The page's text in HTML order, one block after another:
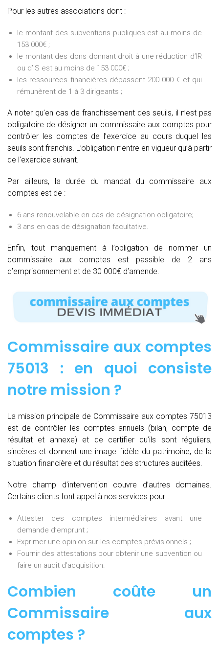
Pour les autres associations dont :
le montant des subventions publiques est au moins de
153 000€ ;
le montant des dons donnant droit à une réduction d’IR
ou d’IS est au moins de 153 000€ ;
les ressources financières dépassent 200 000 € et qui
rémunèrent de 1 à 3 dirigeants ;
A noter qu’en cas de franchissement des seuils, il n’est pas
obligatoire de désigner un commissaire aux comptes pour
contrôler les comptes de l’exercice au cours duquel les
seuils sont franchis. L’obligation n’entre en vigueur qu’à partir
de l’exercice suivant.
Par ailleurs, la durée du mandat du commissaire aux
comptes est de :
6 ans renouvelable en cas de désignation obligatoire;
3 ans en cas de désignation facultative.
Enfin, tout manquement à l’obligation de nommer un
commissaire aux comptes est passible de 2 ans
d’emprisonnement et de 30 000€ d’amende.
Commissaire aux comptes
75013 : en quoi consiste
notre mission ?
La mission principale de Commissaire aux comptes 75013
est de contrôler les comptes annuels (bilan, compte de
résultat et annexe) et de certifier qu’ils sont réguliers,
sincères et donnent une image fidèle du patrimoine, de la
situation financière et du résultat des structures auditées.
Notre champ d’intervention couvre d’autres domaines.
Certains clients font appel à nos services pour :
Attester des comptes intermédiaires avant une
demande d’emprunt ;
Exprimer une opinion sur les comptes prévisionnels ;
Fournir des attestations pour obtenir une subvention ou
faire un audit d’acquisition.
Combien coûte un
Commissaire aux
comptes ?